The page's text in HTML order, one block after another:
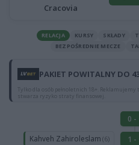
Cracovia
RELACJA KURSY SKŁADY
BEZPOŚREDNIE MECZE
PAKIET POWITALNY DO
Tylko dla osób pełnoletnich 18+.
stwarza ryzyko straty finansowej.
0 -
Kahveh Zahiroleslam (6) 1 -